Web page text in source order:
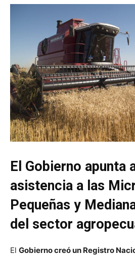
El Gobierno apunta
asistencia a las
Pequeñas y
del sector
El Gobierno creó un Registro